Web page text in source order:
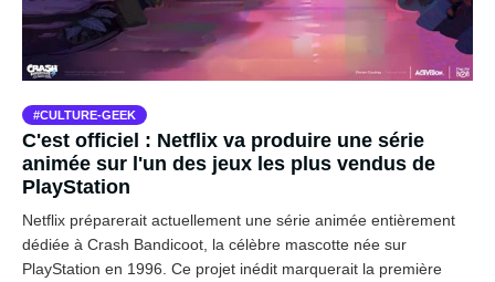
CULTURE-GEEK
C'est officiel : Netflix va produire une série
animée sur l'un des jeux les plus vendus de
PlayStation
Netflix préparerait actuellement une série animée entièrement
dédiée à Crash Bandicoot, la célèbre mascotte née sur
PlayStation en 1996. Ce projet inédit marquerait la première